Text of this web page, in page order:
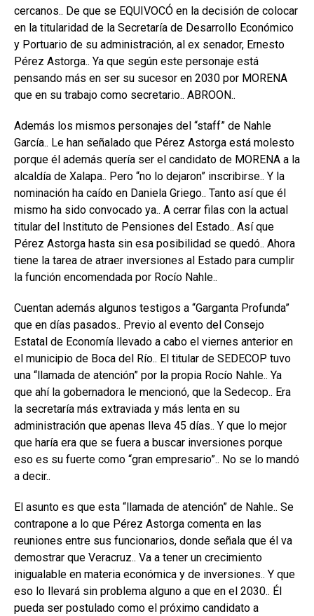
cercanos.. De que se EQUIVOCÓ en la decisión de colocar
en la titularidad de la Secretaría de Desarrollo Económico
y Portuario de su administración, al ex senador, Ernesto
Pérez Astorga.. Ya que según este personaje está
pensando más en ser su sucesor en 2030 por MORENA
que en su trabajo como secretario.. ABROON..
Además los mismos personajes del “staff” de Nahle
García.. Le han señalado que Pérez Astorga está molesto
porque él además quería ser el candidato de MORENA a la
alcaldía de Xalapa.. Pero “no lo dejaron” inscribirse.. Y la
nominación ha caído en Daniela Griego.. Tanto así que él
mismo ha sido convocado ya.. A cerrar filas con la actual
titular del Instituto de Pensiones del Estado.. Así que
Pérez Astorga hasta sin esa posibilidad se quedó.. Ahora
tiene la tarea de atraer inversiones al Estado para cumplir
la función encomendada por Rocío Nahle..
Cuentan además algunos testigos a “Garganta Profunda”
que en días pasados.. Previo al evento del Consejo
Estatal de Economía llevado a cabo el viernes anterior en
el municipio de Boca del Río.. El titular de SEDECOP tuvo
una “llamada de atención” por la propia Rocío Nahle.. Ya
que ahí la gobernadora le mencionó, que la Sedecop.. Era
la secretaría más extraviada y más lenta en su
administración que apenas lleva 45 días.. Y que lo mejor
que haría era que se fuera a buscar inversiones porque
eso es su fuerte como “gran empresario”.. No se lo mandó
a decir..
El asunto es que esta “llamada de atención” de Nahle.. Se
contrapone a lo que Pérez Astorga comenta en las
reuniones entre sus funcionarios, donde señala que él va
demostrar que Veracruz.. Va a tener un crecimiento
inigualable en materia económica y de inversiones.. Y que
eso lo llevará sin problema alguno a que en el 2030.. Él
pueda ser postulado como el próximo candidato a